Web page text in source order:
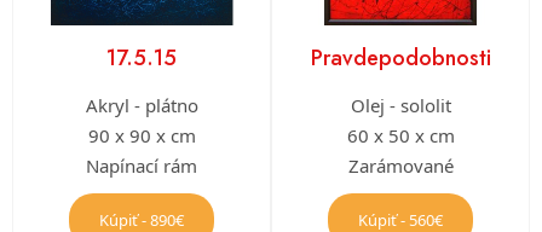
17.5.15
Akryl - plátno
90 x 90 x cm
Napínací rám
Kúpiť - 890€
Pravdepodobnosti
Olej - sololit
60 x 50 x cm
Zarámované
Kúpiť - 560€